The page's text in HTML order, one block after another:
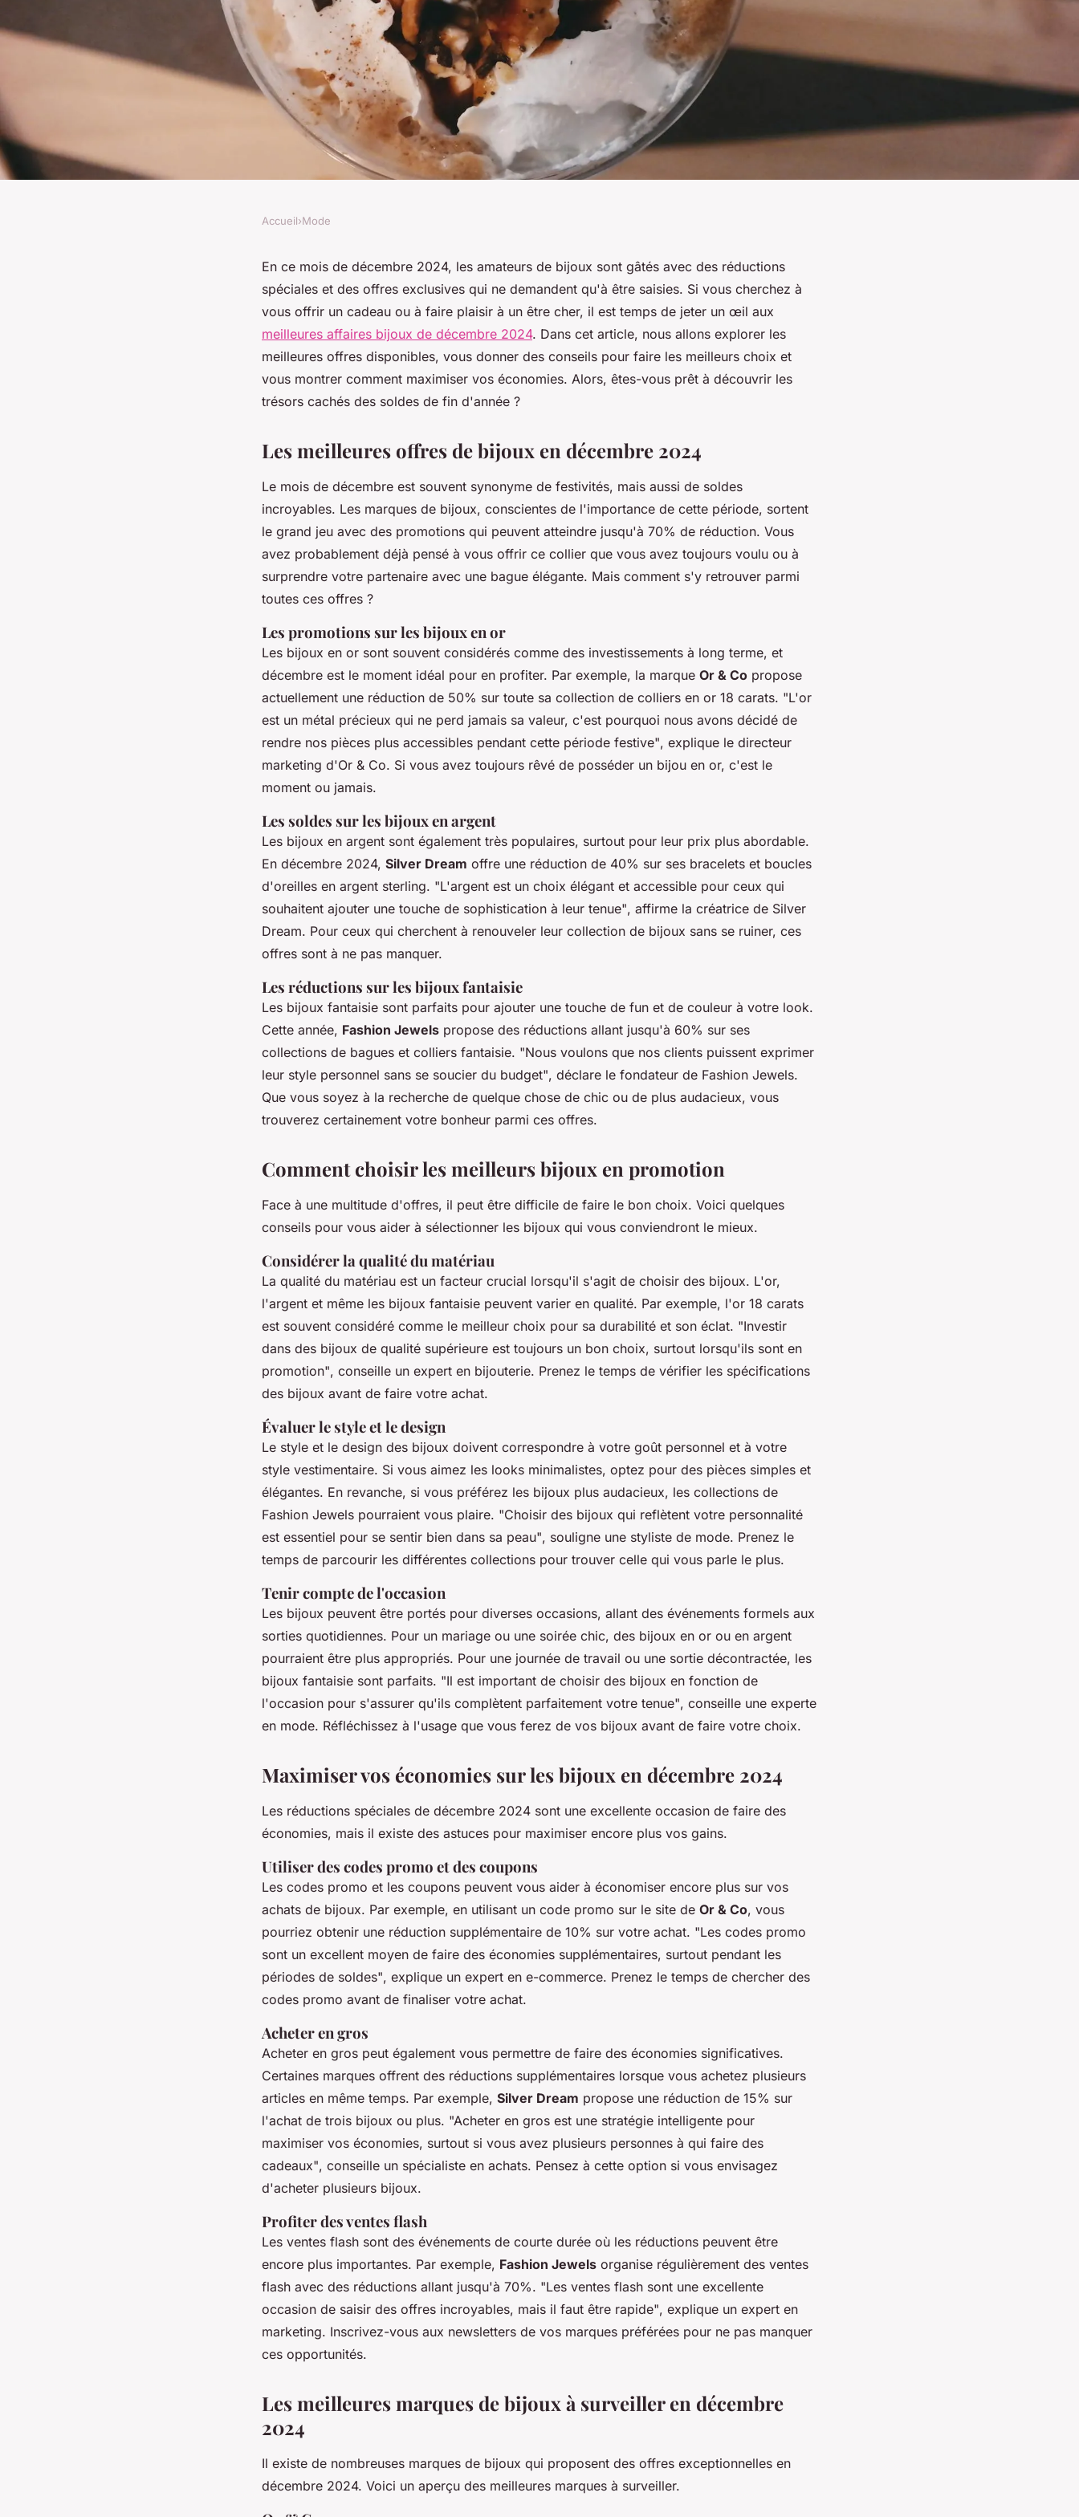
Réductions spéciales : meilleures
affaires bijoux décembre 2024
Accueil›Mode
En ce mois de décembre 2024, les amateurs de bijoux sont gâtés avec des réductions
spéciales et des offres exclusives qui ne demandent qu'à être saisies. Si vous cherchez à
vous offrir un cadeau ou à faire plaisir à un être cher, il est temps de jeter un œil aux
meilleures affaires bijoux de décembre 2024. Dans cet article, nous allons explorer les
meilleures offres disponibles, vous donner des conseils pour faire les meilleurs choix et
vous montrer comment maximiser vos économies. Alors, êtes-vous prêt à découvrir les
trésors cachés des soldes de fin d'année ?
Les meilleures offres de bijoux en décembre 2024
Le mois de décembre est souvent synonyme de festivités, mais aussi de soldes
incroyables. Les marques de bijoux, conscientes de l'importance de cette période, sortent
le grand jeu avec des promotions qui peuvent atteindre jusqu'à 70% de réduction. Vous
avez probablement déjà pensé à vous offrir ce collier que vous avez toujours voulu ou à
surprendre votre partenaire avec une bague élégante. Mais comment s'y retrouver parmi
toutes ces offres ?
Les promotions sur les bijoux en or
Les bijoux en or sont souvent considérés comme des investissements à long terme, et
décembre est le moment idéal pour en profiter. Par exemple, la marque Or & Co propose
actuellement une réduction de 50% sur toute sa collection de colliers en or 18 carats. "L'or
est un métal précieux qui ne perd jamais sa valeur, c'est pourquoi nous avons décidé de
rendre nos pièces plus accessibles pendant cette période festive", explique le directeur
marketing d'Or & Co. Si vous avez toujours rêvé de posséder un bijou en or, c'est le
moment ou jamais.
Les soldes sur les bijoux en argent
Les bijoux en argent sont également très populaires, surtout pour leur prix plus abordable.
En décembre 2024, Silver Dream offre une réduction de 40% sur ses bracelets et boucles
d'oreilles en argent sterling. "L'argent est un choix élégant et accessible pour ceux qui
souhaitent ajouter une touche de sophistication à leur tenue", affirme la créatrice de Silver
Dream. Pour ceux qui cherchent à renouveler leur collection de bijoux sans se ruiner, ces
offres sont à ne pas manquer.
Les réductions sur les bijoux fantaisie
Les bijoux fantaisie sont parfaits pour ajouter une touche de fun et de couleur à votre look.
Cette année, Fashion Jewels propose des réductions allant jusqu'à 60% sur ses
collections de bagues et colliers fantaisie. "Nous voulons que nos clients puissent exprimer
leur style personnel sans se soucier du budget", déclare le fondateur de Fashion Jewels.
Que vous soyez à la recherche de quelque chose de chic ou de plus audacieux, vous
trouverez certainement votre bonheur parmi ces offres.
Comment choisir les meilleurs bijoux en promotion
Face à une multitude d'offres, il peut être difficile de faire le bon choix. Voici quelques
conseils pour vous aider à sélectionner les bijoux qui vous conviendront le mieux.
Considérer la qualité du matériau
La qualité du matériau est un facteur crucial lorsqu'il s'agit de choisir des bijoux. L'or,
l'argent et même les bijoux fantaisie peuvent varier en qualité. Par exemple, l'or 18 carats
est souvent considéré comme le meilleur choix pour sa durabilité et son éclat. "Investir
dans des bijoux de qualité supérieure est toujours un bon choix, surtout lorsqu'ils sont en
promotion", conseille un expert en bijouterie. Prenez le temps de vérifier les spécifications
des bijoux avant de faire votre achat.
Évaluer le style et le design
Le style et le design des bijoux doivent correspondre à votre goût personnel et à votre
style vestimentaire. Si vous aimez les looks minimalistes, optez pour des pièces simples et
élégantes. En revanche, si vous préférez les bijoux plus audacieux, les collections de
Fashion Jewels pourraient vous plaire. "Choisir des bijoux qui reflètent votre personnalité
est essentiel pour se sentir bien dans sa peau", souligne une styliste de mode. Prenez le
temps de parcourir les différentes collections pour trouver celle qui vous parle le plus.
Tenir compte de l'occasion
Les bijoux peuvent être portés pour diverses occasions, allant des événements formels aux
sorties quotidiennes. Pour un mariage ou une soirée chic, des bijoux en or ou en argent
pourraient être plus appropriés. Pour une journée de travail ou une sortie décontractée, les
bijoux fantaisie sont parfaits. "Il est important de choisir des bijoux en fonction de
l'occasion pour s'assurer qu'ils complètent parfaitement votre tenue", conseille une experte
en mode. Réfléchissez à l'usage que vous ferez de vos bijoux avant de faire votre choix.
Maximiser vos économies sur les bijoux en décembre 2024
Les réductions spéciales de décembre 2024 sont une excellente occasion de faire des
économies, mais il existe des astuces pour maximiser encore plus vos gains.
Utiliser des codes promo et des coupons
Les codes promo et les coupons peuvent vous aider à économiser encore plus sur vos
achats de bijoux. Par exemple, en utilisant un code promo sur le site de Or & Co, vous
pourriez obtenir une réduction supplémentaire de 10% sur votre achat. "Les codes promo
sont un excellent moyen de faire des économies supplémentaires, surtout pendant les
périodes de soldes", explique un expert en e-commerce. Prenez le temps de chercher des
codes promo avant de finaliser votre achat.
Acheter en gros
Acheter en gros peut également vous permettre de faire des économies significatives.
Certaines marques offrent des réductions supplémentaires lorsque vous achetez plusieurs
articles en même temps. Par exemple, Silver Dream propose une réduction de 15% sur
l'achat de trois bijoux ou plus. "Acheter en gros est une stratégie intelligente pour
maximiser vos économies, surtout si vous avez plusieurs personnes à qui faire des
cadeaux", conseille un spécialiste en achats. Pensez à cette option si vous envisagez
d'acheter plusieurs bijoux.
Profiter des ventes flash
Les ventes flash sont des événements de courte durée où les réductions peuvent être
encore plus importantes. Par exemple, Fashion Jewels organise régulièrement des ventes
flash avec des réductions allant jusqu'à 70%. "Les ventes flash sont une excellente
occasion de saisir des offres incroyables, mais il faut être rapide", explique un expert en
marketing. Inscrivez-vous aux newsletters de vos marques préférées pour ne pas manquer
ces opportunités.
Les meilleures marques de bijoux à surveiller en décembre
2024
Il existe de nombreuses marques de bijoux qui proposent des offres exceptionnelles en
décembre 2024. Voici un aperçu des meilleures marques à surveiller.